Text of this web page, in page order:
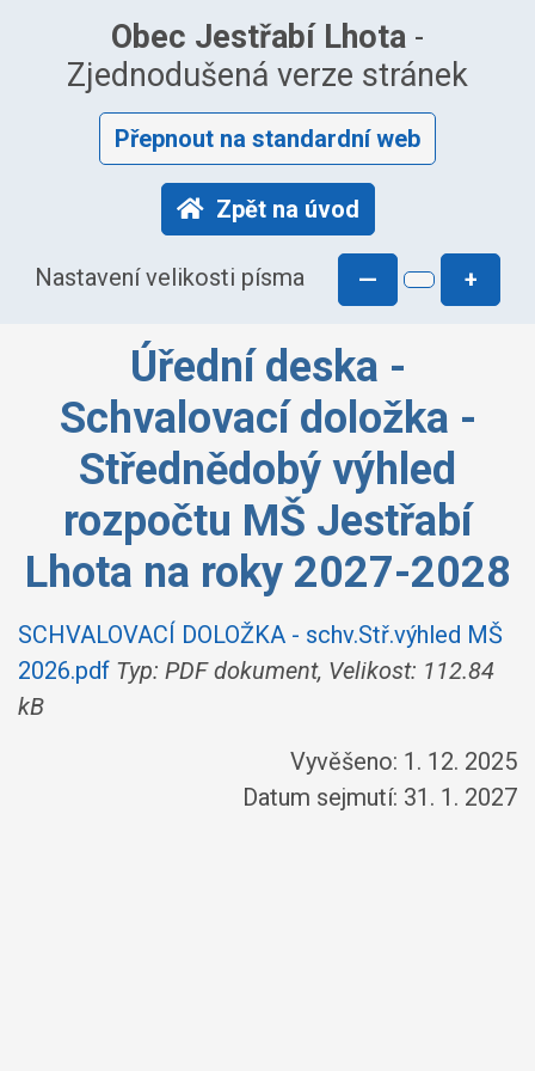
Obec Jestřabí Lhota -
Zjednodušená verze stránek
Přepnout na standardní web
Zpět na úvod
Nastavení velikosti písma — +
Úřední deska -
Schvalovací doložka -
Střednědobý výhled
rozpočtu MŠ Jestřabí
Lhota na roky 2027-2028
SCHVALOVACÍ DOLOŽKA - schv.Stř.výhled MŠ
2026.pdf Typ: PDF dokument, Velikost: 112.84
kB
Vyvěšeno: 1. 12. 2025
Datum sejmutí: 31. 1. 2027